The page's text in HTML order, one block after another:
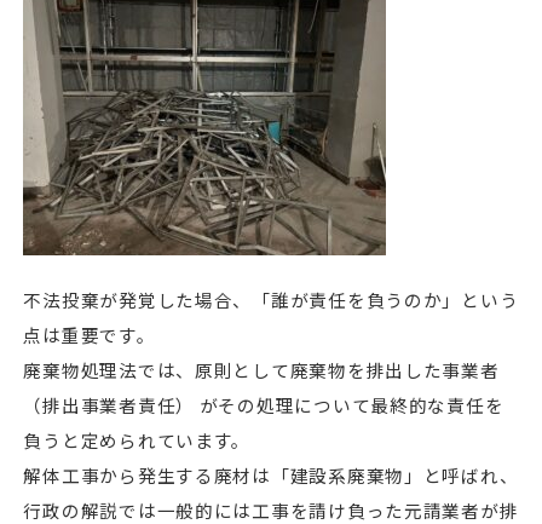
不法投棄が発覚した場合、「誰が責任を負うのか」という
点は重要です。
廃棄物処理法では、原則として廃棄物を排出した事業者
（排出事業者責任） がその処理について最終的な責任を
負うと定められています。
解体工事から発生する廃材は「建設系廃棄物」と呼ばれ、
行政の解説では一般的には工事を請け負った元請業者が排